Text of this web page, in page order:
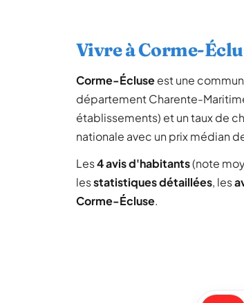
Vivre à Corme-
Corme-Écluseest une
département Charente-
établissements) et un taux de
nationale avec un prix médian
Les4 avis d'habitants(note
lesstatistiques détaillées, les
Corme-Écluse.